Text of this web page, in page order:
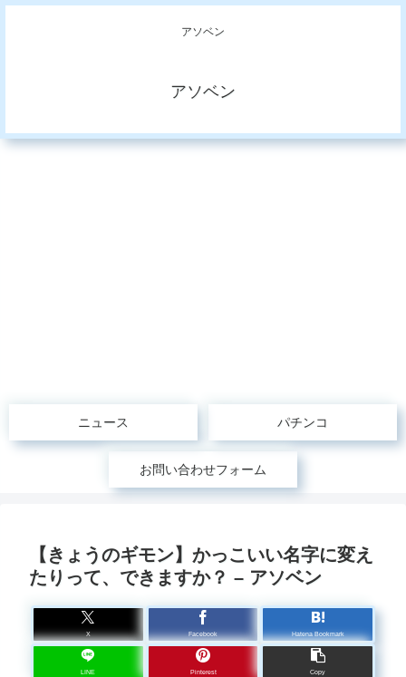
アソベン
アソベン
ニュース パチンコ
お問い合わせフォーム
【きょうのギモン】かっこいい名字に変え
たりって、できますか？ – アソベン
X Facebook Hatena Bookmark
LINE Pinterest Copy